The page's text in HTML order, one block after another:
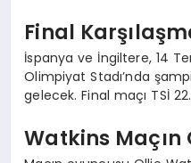
Final
İspanya ve İngiltere, 14
Olimpiyat Stadı’nda
gelecek. Final maçı TSİ
Watkins Maçın